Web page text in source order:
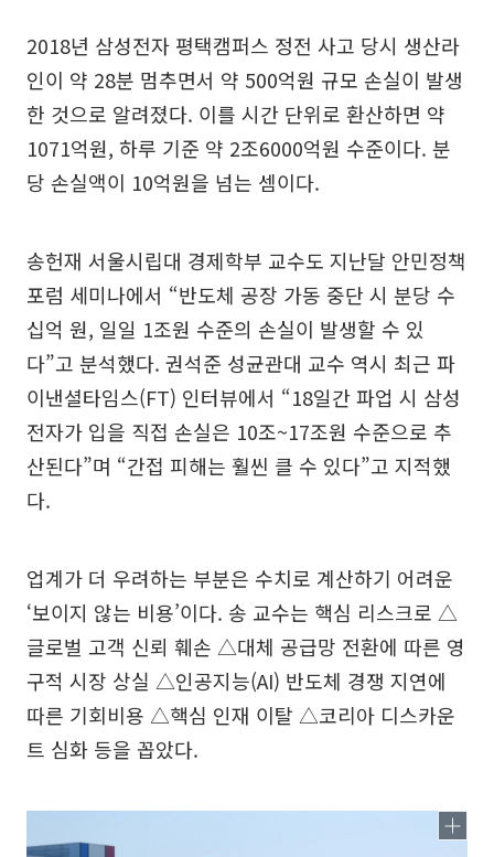
2018년 삼성전자 평택캠퍼스 정전 사고 당시 생산라
인이 약 28분 멈추면서 약 500억원 규모 손실이 발생
한 것으로 알려졌다. 이를 시간 단위로 환산하면 약
1071억원, 하루 기준 약 2조6000억원 수준이다. 분
당 손실액이 10억원을 넘는 셈이다.
송헌재 서울시립대 경제학부 교수도 지난달 안민정책
포럼 세미나에서 “반도체 공장 가동 중단 시 분당 수
십억 원, 일일 1조원 수준의 손실이 발생할 수 있
다”고 분석했다. 권석준 성균관대 교수 역시 최근 파
이낸셜타임스(FT) 인터뷰에서 “18일간 파업 시 삼성
전자가 입을 직접 손실은 10조~17조원 수준으로 추
산된다”며 “간접 피해는 훨씬 클 수 있다”고 지적했
다.
업계가 더 우려하는 부분은 수치로 계산하기 어려운
‘보이지 않는 비용’이다. 송 교수는 핵심 리스크로 △
글로벌 고객 신뢰 훼손 △대체 공급망 전환에 따른 영
구적 시장 상실 △인공지능(AI) 반도체 경쟁 지연에
따른 기회비용 △핵심 인재 이탈 △코리아 디스카운
트 심화 등을 꼽았다.